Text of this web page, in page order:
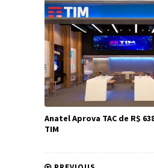
Anatel Aprova TAC de R$
TIM